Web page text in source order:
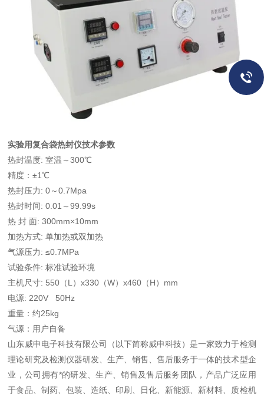
实验用复合袋热封仪技术参数
热封温度: 室温～300℃
精度：±1℃
热封压力: 0～0.7Mpa
热封时间: 0.01～99.99s
热 封 面: 300mm×10mm
加热方式: 单加热或双加热
气源压力: ≤0.7MPa
试验条件: 标准试验环境
主机尺寸: 550（L）x330（W）x460（H）mm
电源: 220V 50Hz
重量：约25kg
气源：用户自备
山东威申电子科技有限公司（以下简称威申科技）是一家致力于检测
理论研究及检测仪器研发、生产、销售、售后服务于一体的技术型企
业，公司拥有*的研发、生产、销售及售后服务团队，产品广泛应用
于食品、制药、包装、造纸、印刷、日化、新能源、新材料、质检机